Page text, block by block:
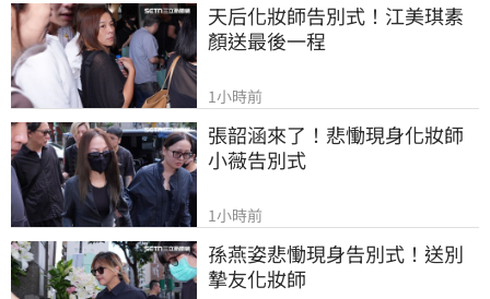
天后化妝師告別式！江美琪素
顏送最後一程
1小時前
張韶涵來了！悲慟現身化妝師
小薇告別式
1小時前
孫燕姿悲慟現身告別式！送別
摯友化妝師